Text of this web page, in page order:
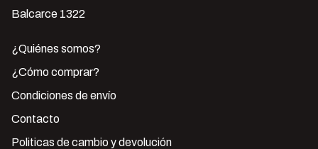
Balcarce 1322
¿Quiénes somos?
¿Cómo comprar?
Condiciones de envío
Contacto
Politicas de cambio y devolución